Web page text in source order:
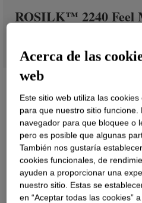
ROSILK™ 2240 Feel
Qué esROSILK™ 2240
Acerca de las
web
Este sitio web utiliza las
para que nuestro sitio funcione.
navegador para que bloquee o
pero es posible que algunas
También nos gustaría
cookies funcionales, de
ayuden a proporcionar una
nuestro sitio. Estas se
en “Aceptar todas las cookies”